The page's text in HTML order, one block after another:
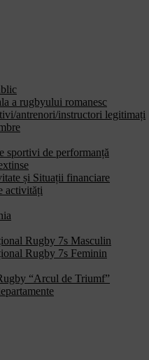
a rugbyului romanesc
antrenori/instructori legitimați
sportivi de performanță
și Situații financiare
activități
Rugby 7s Masculin
Rugby 7s Feminin
“Arcul de Triumf”